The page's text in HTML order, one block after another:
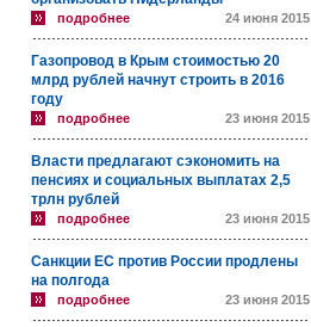
подробнее 24 июня 2015
Газопровод в Крым стоимостью 20
млрд рублей начнут строить в 2016
году
подробнее 23 июня 2015
Власти предлагают сэкономить на
пенсиях и социальных выплатах 2,5
трлн рублей
подробнее 23 июня 2015
Санкции ЕС против России продлены
на полгода
подробнее 23 июня 2015